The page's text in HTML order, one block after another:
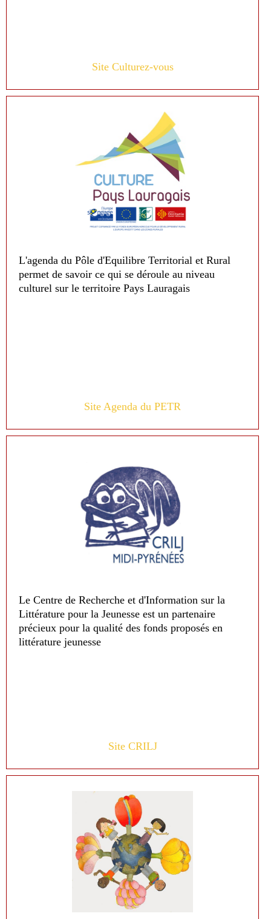
Site Culturez-vous
L'agenda du Pôle d'Equilibre Territorial et Rural
permet de savoir ce qui se déroule au niveau
culturel sur le territoire Pays Lauragais
Site Agenda du PETR
Le Centre de Recherche et d'Information sur la
Littérature pour la Jeunesse est un partenaire
précieux pour la qualité des fonds proposés en
littérature jeunesse
Site CRILJ